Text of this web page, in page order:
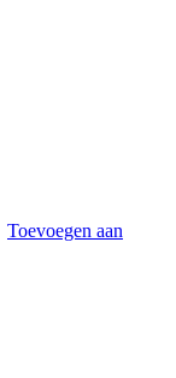
Toevoegen aan